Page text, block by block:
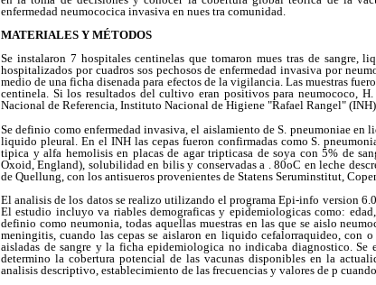
enfermedad neumococica invasiva en nues tra comunidad.
MATERIALES Y MÉTODOS
Se instalaron 7 hospitales centinelas que tomaron mues tras de sangre,
hospitalizados por cuadros sos pechosos de enfermedad invasiva por
medio de una ficha disenada para efectos de la vigilancia. Las muestras
centinela. Si los resultados del cultivo eran positivos para neumococo,
Nacional de Referencia, Instituto Nacional de Higiene "Rafael Rangel"
Se definio como enfermedad invasiva, el aislamiento de S. pneumoniae
liquido pleural. En el INH las cepas fueron confirmadas como S.
tipica y alfa hemolisis en placas de agar tripticasa de soya con 5% de
Oxoid, England), solubilidad en bilis y conservadas a . 80oC en leche
de Quellung, con los antisueros provenientes de Statens Seruminstitut,
El analisis de los datos se realizo utilizando el programa Epi-info version
El estudio incluyo va riables demograficas y epidemiologicas como:
definio como neumonia, todas aquellas muestras en las que se aislo
meningitis, cuando las cepas se aislaron en liquido cefalorraquideo, con
aisladas de sangre y la ficha epidemiologica no indicaba diagnostico.
determino la cobertura potencial de las vacunas disponibles en la
analisis descriptivo, establecimiento de las frecuencias y valores de p